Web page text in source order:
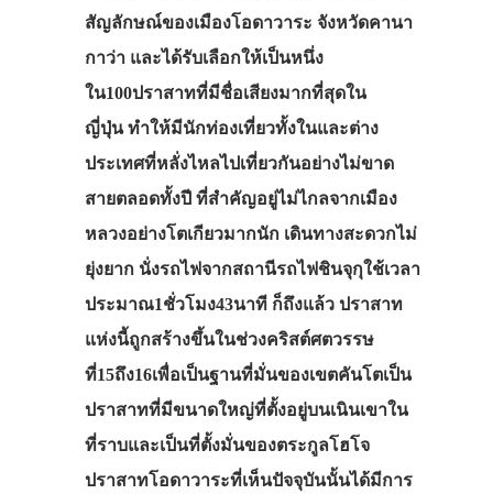
สัญลักษณ์ของเมืองโอดาวาระ จังหวัดคานา
กาว่า และได้รับเลือกให้เป็นหนึ่ง
ใน100ปราสาทที่มีชื่อเสียงมากที่สุดใน
ญี่ปุ่น ทำให้มีนักท่องเที่ยวทั้งในและต่าง
ประเทศที่หลั่งไหลไปเที่ยวกันอย่างไม่ขาด
สายตลอดทั้งปี ที่สำคัญอยู่ไม่ไกลจากเมือง
หลวงอย่างโตเกียวมากนัก เดินทางสะดวกไม่
ยุ่งยาก นั่งรถไฟจากสถานีรถไฟชินจุกุใช้เวลา
ประมาณ1ชั่วโมง43นาที ก็ถึงแล้ว ปราสาท
แห่งนี้ถูกสร้างขึ้นในช่วงคริสต์ศตวรรษ
ที่15ถึง16เพื่อเป็นฐานที่มั่นของเขตคันโตเป็น
ปราสาทที่มีขนาดใหญ่ที่ตั้งอยู่บนเนินเขาใน
ที่ราบและเป็นที่ตั้งมั่นของตระกูลโฮโจ
ปราสาทโอดาวาระที่เห็นปัจจุบันนั้นได้มีการ